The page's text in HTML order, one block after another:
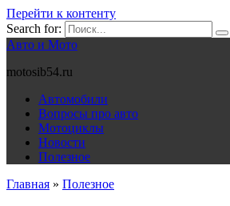
Перейти к контенту
Search for:
Авто и Мото
motosib54.ru
Автомобили
Вопросы про авто
Мотоциклы
Новости
Полезное
Главная » Полезное